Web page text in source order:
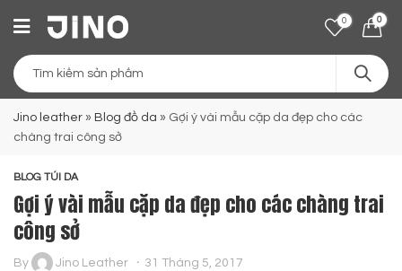
0 0
Jino leather » Blog đồ da » Gợi ý vài mẫu cặp da đẹp cho các
chàng trai công sở
BLOG TÚI DA
Gợi ý vài mẫu cặp da đẹp cho các chàng trai
công sở
By Jino Leather 31 Tháng 5, 2017